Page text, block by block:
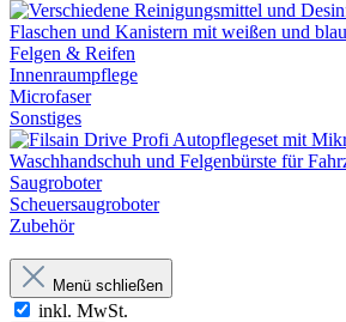
Felgen & Reifen
Innenraumpflege
Microfaser
Sonstiges
Saugroboter
Scheuersaugroboter
Zubehör
Menü schließen
inkl. MwSt.